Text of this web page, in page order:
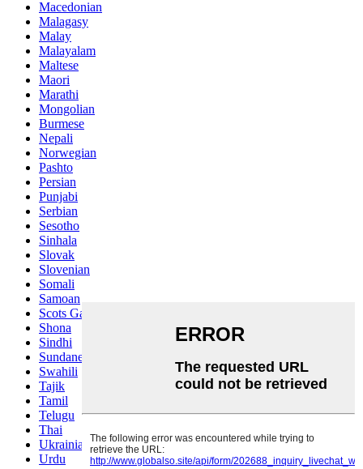
Macedonian
Malagasy
Malay
Malayalam
Maltese
Maori
Marathi
Mongolian
Burmese
Nepali
Norwegian
Pashto
Persian
Punjabi
Serbian
Sesotho
Sinhala
Slovak
Slovenian
Somali
Samoan
Scots Gaelic
Shona
Sindhi
Sundanese
Swahili
Tajik
Tamil
Telugu
Thai
Ukrainian
Urdu